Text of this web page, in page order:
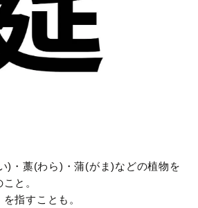
)・藁(わら)・蒲(がま)などの植物を
と。
指すことも。